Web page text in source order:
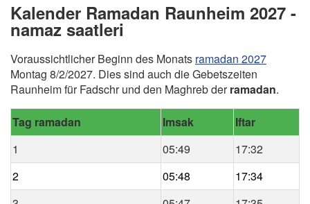
Kalender Ramadan Raunheim 2027 -
namaz saatleri
Voraussichtlicher Beginn des Monats ramadan 2027
Montag 8/2/2027. Dies sind auch die Gebetszeiten
Raunheim für Fadschr und den Maghreb derramadan.
Tag ramadan Imsak
Iftar
1
05:49
17:32
2
05:48
17:34